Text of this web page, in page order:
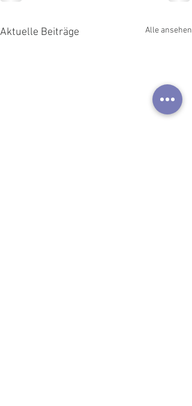
Aktuelle Beiträge Alle ansehen